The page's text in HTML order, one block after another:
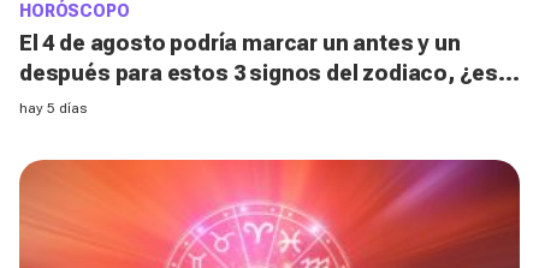
HORÓSCOPO
El 4 de agosto podría marcar un antes y un
después para estos 3 signos del zodiaco, ¿está
el tuyo entre ellos?
hay 5 días